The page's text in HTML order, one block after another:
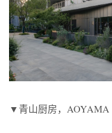
▼青山厨房，AOYAMA